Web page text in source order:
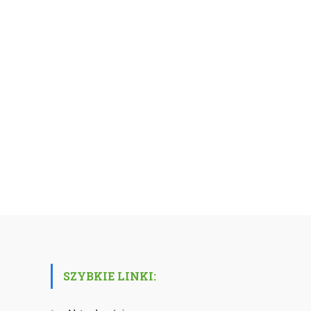
SZYBKIE LINKI: